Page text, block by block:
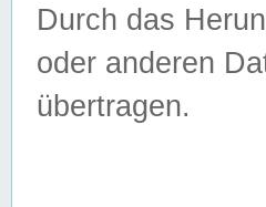
Durch das
oder anderen
übertragen.